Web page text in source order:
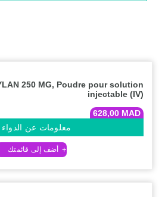
250 MG, Poudre pour solution
injectable (IV)
628,00 MAD
معلومات عن الدواء